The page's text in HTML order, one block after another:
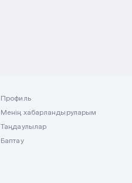
Профиль
Менің хабарландыруларым
Таңдаулылар
Баптау